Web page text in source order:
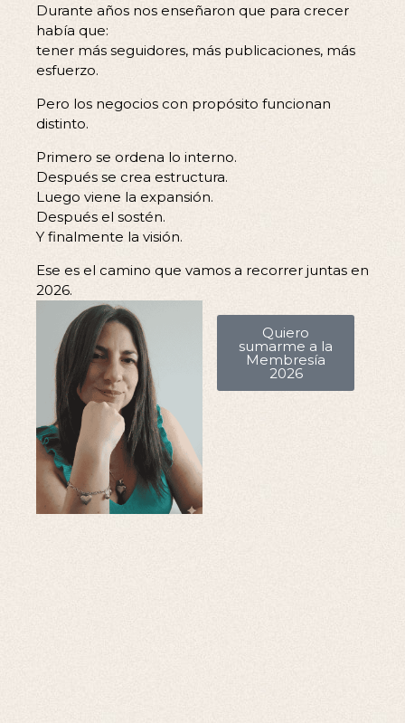
Durante años nos enseñaron que para crecer
había que:
tener más seguidores, más publicaciones, más
esfuerzo.
Pero los negocios con propósito funcionan
distinto.
Primero se ordena lo interno.
Después se crea estructura.
Luego viene la expansión.
Después el sostén.
Y finalmente la visión.
Ese es el camino que vamos a recorrer juntas en
2026.
Quiero
sumarme a la
Membresía
2026